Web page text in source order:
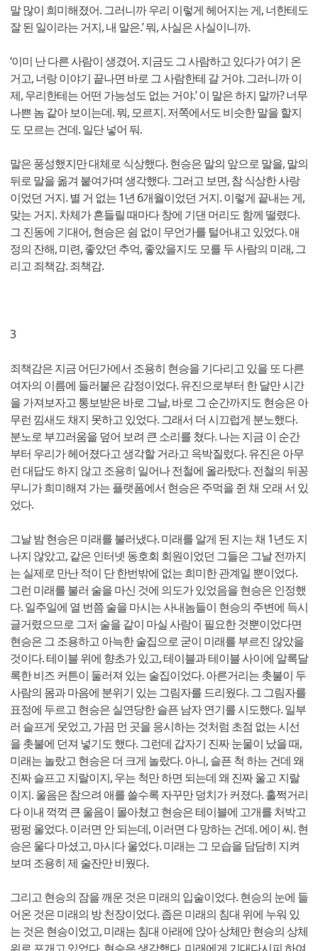
말 많이 희미해졌어. 그러니까 우리 이렇게 헤어지는 게, 너한테도
잘 된 일이라는 거지, 내 말은.’ 뭐, 사실은 사실이니까.
‘이미 난 다른 사람이 생겼어. 지금도 그 사람하고 있다가 여기 온
거고, 너랑 이야기 끝나면 바로 그 사람한테 갈 거야. 그러니까 이
제, 우리한테는 어떤 가능성도 없는 거야.’ 이 말은 하지 말까? 너무
나쁜 놈 같아 보이는데. 뭐, 모르지. 저쪽에서도 비슷한 말을 할지
도 모르는 건데. 일단 넣어 둬.
말은 풍성했지만 대체로 식상했다. 현승은 말의 앞으로 말을, 말의
뒤로 말을 옮겨 붙여가며 생각했다. 그러고 보면, 참 식상한 사랑
이었던 거지. 별 거 없는 1년 6개월이었던 거지. 이렇게 끝내는 게,
맞는 거지. 차체가 흔들릴 때마다 창에 기댄 머리도 함께 떨렸다.
그 진동에 기대어, 현승은 쉼 없이 무언가를 털어내고 있었다. 애
정의 잔해, 미련, 좋았던 추억, 좋았을지도 모를 두 사람의 미래, 그
리고 죄책감. 죄책감.
3
죄책감은 지금 어딘가에서 조용히 현승을 기다리고 있을 또 다른
여자의 이름에 들러붙은 감정이었다. 유진으로부터 한 달만 시간
을 가져보자고 통보받은 바로 그날, 바로 그 순간까지도 현승은 아
무런 낌새도 채지 못하고 있었다. 그래서 더 시끄럽게 분노했다.
분노로 부끄러움을 덮어 보려 큰 소리를 쳤다. 나는 지금 이 순간
부터 우리가 헤어졌다고 생각할 거라고 윽박질렀다. 유진은 아무
런 대답도 하지 않고 조용히 일어나 전철에 올라탔다. 전철의 뒤꽁
무니가 희미해져 가는 플랫폼에서 현승은 주먹을 쥔 채 오래 서 있
었다.
그날 밤 현승은 미래를 불러냈다. 미래를 알게 된 지는 채 1년도 지
나지 않았고, 같은 인터넷 동호회 회원이었던 그들은 그날 전까지
는 실제로 만난 적이 단 한번밖에 없는 희미한 관계일 뿐이었다.
그런 미래를 불러 술을 마신 것에 의도가 있었음을 현승은 인정했
다. 일주일에 열 번쯤 술을 마시는 사내놈들이 현승의 주변에 득시
글거렸으므로 그저 술을 같이 마실 사람이 필요한 것뿐이었다면
현승은 그 조용하고 아늑한 술집으로 굳이 미래를 부르진 않았을
것이다. 테이블 위에 향초가 있고, 테이블과 테이블 사이에 알록달
록한 비즈 커튼이 둘러져 있는 술집이었다. 아른거리는 촛불이 두
사람의 몸과 마음에 분위기 있는 그림자를 드리웠다. 그 그림자를
표정에 두르고 현승은 실연당한 슬픈 남자 연기를 시도했다. 일부
러 슬프게 웃었고, 가끔 먼 곳을 응시하는 것처럼 초점 없는 시선
을 촛불에 던져 넣기도 했다. 그런데 갑자기 진짜 눈물이 났을 때,
미래는 놀랐고 현승은 더 크게 놀랐다. 아니, 슬픈 척 하는 건데 왜
진짜 슬프고 지랄이지, 우는 척만 하면 되는데 왜 진짜 울고 지랄
이지. 울음은 참으려 애를 쓸수록 자꾸만 덩치가 커졌다. 훌쩍거리
다 이내 꺽꺽 큰 울음이 몰아쳤고 현승은 테이블에 고개를 처박고
펑펑 울었다. 이러면 안 되는데, 이러면 다 망하는 건데. 에이 씨. 현
승은 울다 마셨고, 마시다 울었다. 미래는 그 모습을 담담히 지켜
보며 조용히 제 술잔만 비웠다.
그리고 현승의 잠을 깨운 것은 미래의 입술이었다. 현승의 눈에 들
어온 것은 미래의 방 천장이었다. 좁은 미래의 침대 위에 누워 있
는 것은 현승이었고, 미래는 침대 아래에 앉아 상체만 현승의 상체